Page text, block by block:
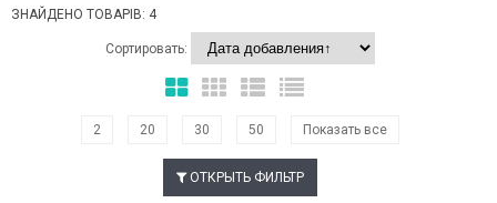
ЗНАЙДЕНО ТОВАРІВ: 4
Сортировать:
2 20 30 50 Показать все
ОТКРЫТЬ ФИЛЬТР